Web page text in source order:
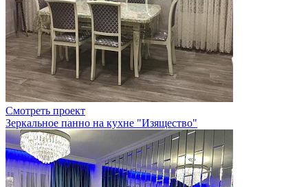
Смотреть проект
Зеркальное панно на кухне "Изящество"